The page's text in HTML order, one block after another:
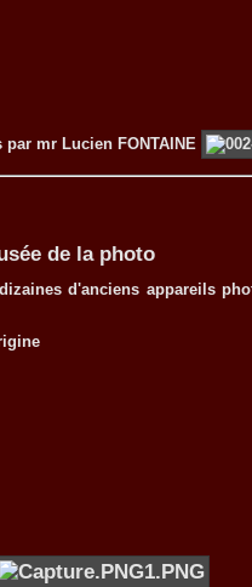
mr Lucien FONTAINE
de la photo
d'anciens appareils